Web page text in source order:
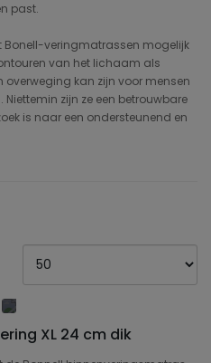
past.
Bonell-veringmatrassen mogelijk
van het lichaam als
kan zijn voor mensen
zijn ze een betrouwbare
is naar een ondersteunend en
XL 24 cm dik